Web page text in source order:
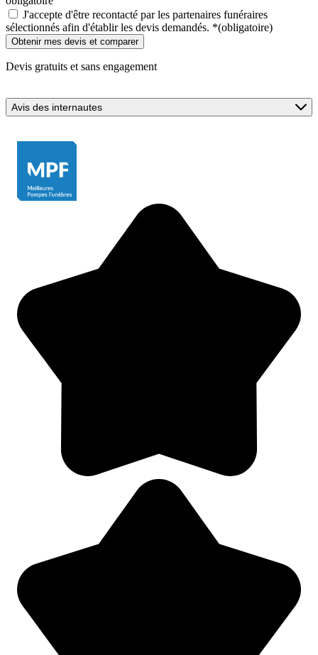
J'accepte d'être recontacté par les partenaires funéraires
sélectionnés afin d'établir les devis demandés. *(obligatoire)
Devis gratuits et sans engagement
Avis des internautes